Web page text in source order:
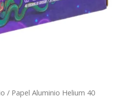
/ Papel Aluminio Helium 40